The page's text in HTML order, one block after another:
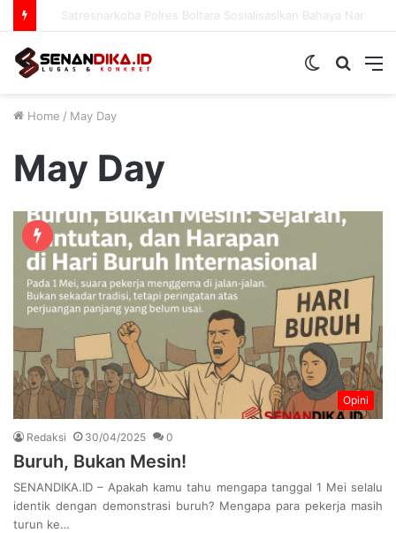
Satresnarkoba Polres Boltara Sosialisasikan Bahaya Narkoba
Search
Switch
Home / May Day
May Day
Opini
Redaksi 30/04/2025 0
Buruh, Bukan Mesin!
SENANDIKA.ID – Apakah kamu tahu mengapa tanggal 1 Mei selalu
identik dengan demonstrasi buruh? Mengapa para pekerja masih
turun ke…